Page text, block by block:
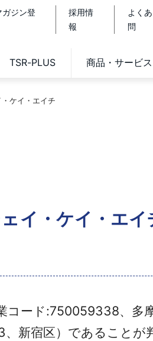
ガジン登
採用情
報
よく
問
TSR-PLUS 商品・サービス
ケイ・エイチ
イ・ケイ・エイ
ード:750059338、多
新宿区）であることが